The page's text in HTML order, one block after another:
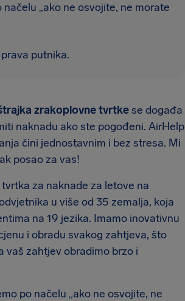
načelu „ako ne osvojite, ne morate
putnika.
zrakoplovne tvrtkese događa
naknadu ako ste pogođeni. AirHelp
čini jednostavnim i bez stresa. Mi
posao za vas!
za naknade za letove na
u više od 35 zemalja, koja
na 19 jezika. Imamo inovativnu
i obradu svakog zahtjeva, što
vaš zahtjev obradimo brzo i
po načelu „ako ne osvojite, ne